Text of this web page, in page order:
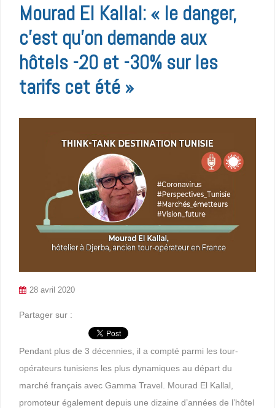
Mourad El Kallal: « le danger,
c’est qu’on demande aux
hôtels -20 et -30% sur les
tarifs cet été »
28 avril 2020
Partager sur :
Pendant plus de 3 décennies, il a compté parmi les tour-
opérateurs tunisiens les plus dynamiques au départ du
marché français avec Gamma Travel. Mourad El Kallal,
promoteur également depuis une dizaine d’années de l’hôtel